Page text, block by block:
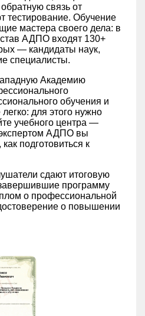
связь от
тестирование. Обучение
мастера своего дела: в
АДПО входят 130+
— кандидаты наук,
специалисты.
Академию
обучения и
для этого нужно
учебного центра —
экспертом АДПО вы
подготовиться к
сдают итоговую
программу
о профессиональной
о повышении